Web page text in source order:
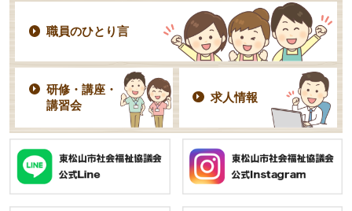
職員のひとり言
研修・講座・
講習会
求人情報